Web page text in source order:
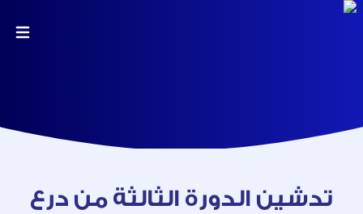
تدشين الدورة الثالثة من درع